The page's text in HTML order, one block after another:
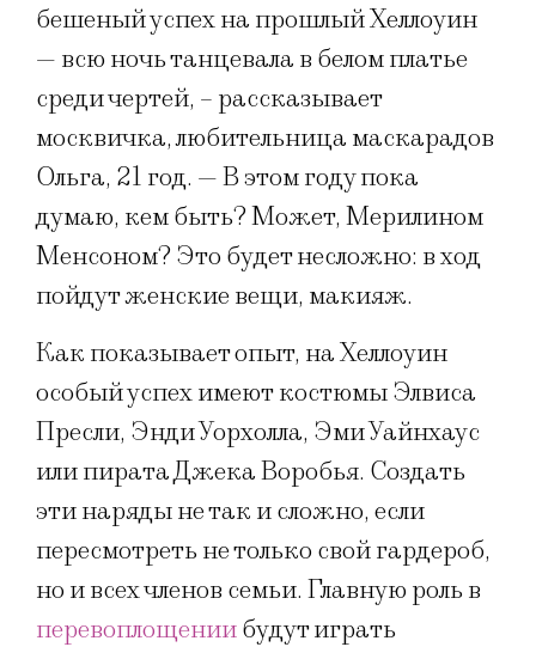
бешеный успех на прошлый Хеллоуин
— всю ночь танцевала в белом платье
среди чертей, – рассказывает
москвичка, любительница маскарадов
Ольга, 21 год. — В этом году пока
думаю, кем быть? Может, Мерилином
Менсоном? Это будет несложно: в ход
пойдут женские вещи, макияж.
Как показывает опыт, на Хеллоуин
особый успех имеют костюмы Элвиса
Пресли, Энди Уорхолла, Эми Уайнхаус
или пирата Джека Воробья. Создать
эти наряды не так и сложно, если
пересмотреть не только свой гардероб,
но и всех членов семьи. Главную роль в
перевоплощениибудут играть